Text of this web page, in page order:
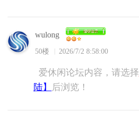
wulong
50楼 2026/7/2 8:58:00
爱休闲论坛内容，请选择
陆】
后浏览！